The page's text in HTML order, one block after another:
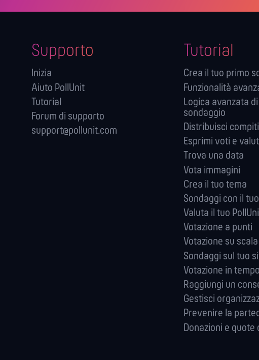
Supporto
Inizia
Aiuto PollUnit
Tutorial
Forum di supporto
support@pollunit.com
Tutorial
Crea il tuo primo
Funzionalità
Logica avanzata
sondaggio
Distribuisci
Esprimi voti e
Trova una data
Vota immagini
Crea il tuo tema
Sondaggi con il
Valuta il tuo
Votazione a punti
Votazione su scala
Sondaggi sul tuo
Votazione in
Raggiungi un
Gestisci
Prevenire la
Donazioni e